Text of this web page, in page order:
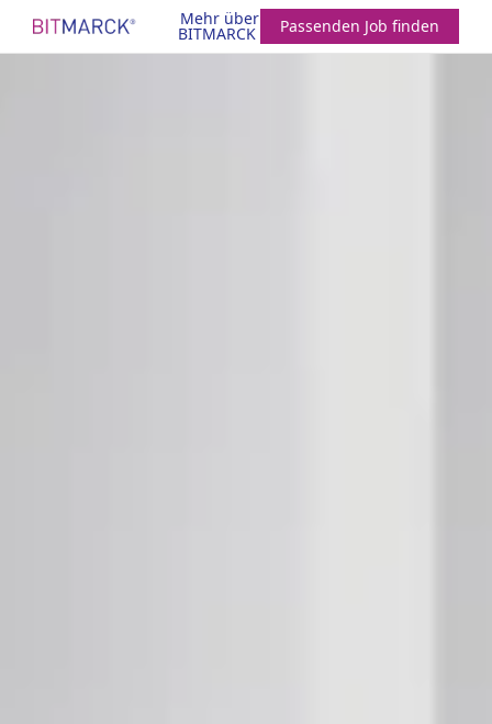
Mehr über
BITMARCK Passenden Job finden